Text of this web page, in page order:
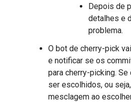
Depois de
detalhes e
problema.
O bot de cherry-pick
e notificar se os
para cherry-picking.
ser escolhidos, ou
mesclagem ao